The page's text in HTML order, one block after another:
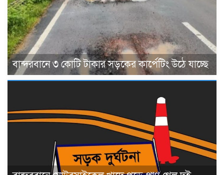
বান্দরবানে ৩ কোটি টাকার সড়কের কার্পেটিং উঠে যাচ্ছে